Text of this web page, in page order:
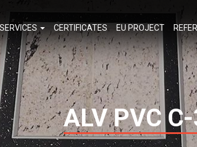
ALV PVC
SERVICES CERTIFICATES EU PROJECT